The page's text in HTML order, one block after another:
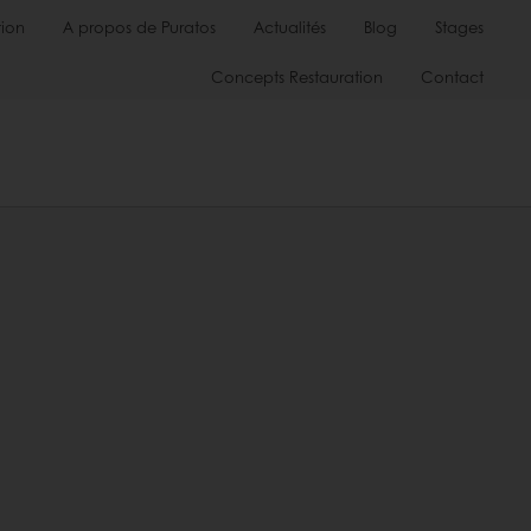
A propos de Puratos Actualités Blog Stages
Concepts Restauration Contact